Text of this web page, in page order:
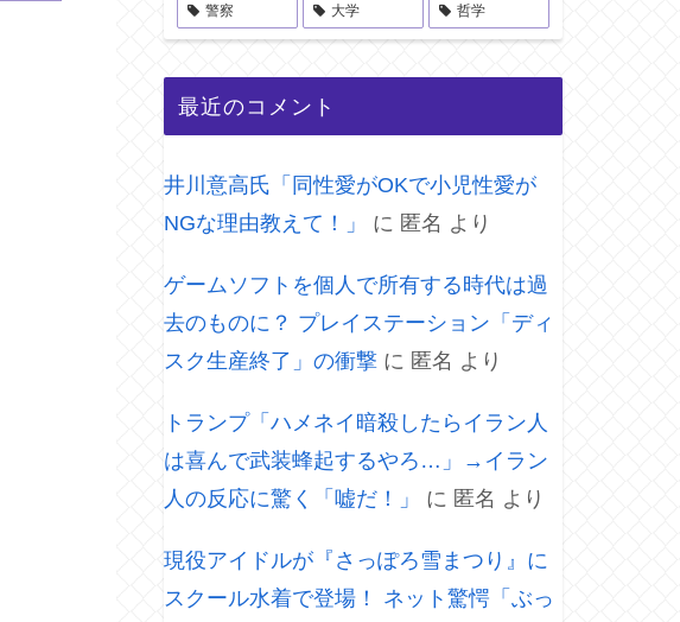
警察 大学 哲学
最近のコメント
井川意高氏「同性愛がOKで小児性愛が
NGな理由教えて！」
に 匿名 より
ゲームソフトを個人で所有する時代は過
去のものに？ プレイステーション「ディ
スク生産終了」の衝撃 に 匿名 より
トランプ「ハメネイ暗殺したらイラン人
は喜んで武装蜂起するやろ…」→イラン
人の反応に驚く「嘘だ！」
に 匿名 より
現役アイドルが『さっぽろ雪まつり』に
スクール水着で登場！ ネット驚愕「ぶっ